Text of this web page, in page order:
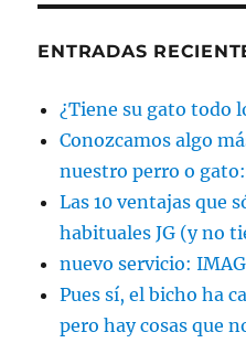
ENTRADAS
¿Tiene su gato todo
Conozcamos algo
nuestro perro o
Las 10 ventajas que
habituales JG (y no
nuevo servicio:
Pues sí, el bicho ha
pero hay cosas que